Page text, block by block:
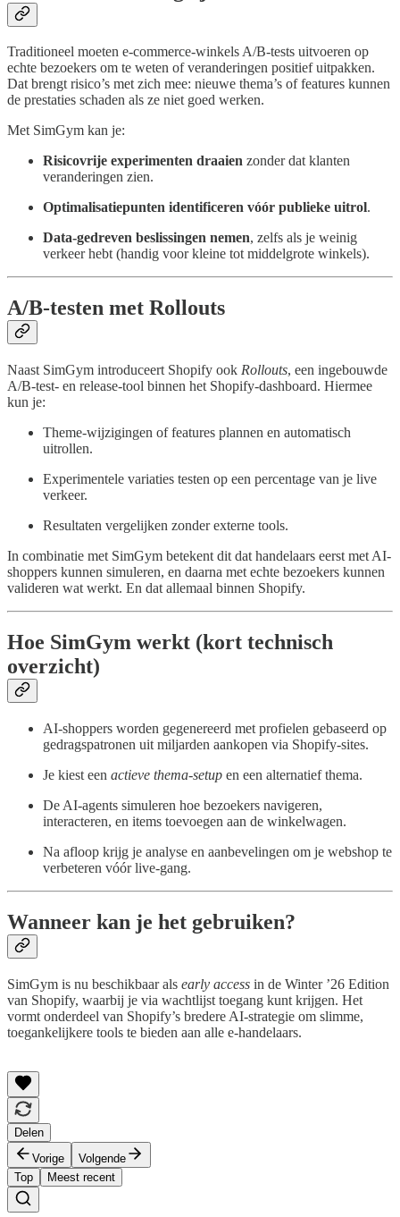
Traditioneel moeten e-commerce-winkels A/B-tests uitvoeren op
echte bezoekers om te weten of veranderingen positief uitpakken.
Dat brengt risico’s met zich mee: nieuwe thema’s of features kunnen
de prestaties schaden als ze niet goed werken.
Met SimGym kan je:
Risicovrije experimenten draaien zonder dat klanten
veranderingen zien.
Optimalisatiepunten identificeren vóór publieke uitrol.
Data-gedreven beslissingen nemen, zelfs als je weinig
verkeer hebt (handig voor kleine tot middelgrote winkels).
A/B-testen met Rollouts
Naast SimGym introduceert Shopify ook Rollouts, een ingebouwde
A/B-test- en release-tool binnen het Shopify-dashboard. Hiermee
kun je:
Theme-wijzigingen of features plannen en automatisch
uitrollen.
Experimentele variaties testen op een percentage van je live
verkeer.
Resultaten vergelijken zonder externe tools.
In combinatie met SimGym betekent dit dat handelaars eerst met AI-
shoppers kunnen simuleren, en daarna met echte bezoekers kunnen
valideren wat werkt. En dat allemaal binnen Shopify.
Hoe SimGym werkt (kort technisch
overzicht)
AI-shoppers worden gegenereerd met profielen gebaseerd op
gedragspatronen uit miljarden aankopen via Shopify-sites.
Je kiest een actieve thema-setup en een alternatief thema.
De AI-agents simuleren hoe bezoekers navigeren,
interacteren, en items toevoegen aan de winkelwagen.
Na afloop krijg je analyse en aanbevelingen om je webshop te
verbeteren vóór live-gang.
Wanneer kan je het gebruiken?
SimGym is nu beschikbaar als early access in de Winter ’26 Edition
van Shopify, waarbij je via wachtlijst toegang kunt krijgen. Het
vormt onderdeel van Shopify’s bredere AI-strategie om slimme,
toegankelijkere tools te bieden aan alle e-handelaars.
Delen
Vorige
Volgende
Top
Meest recent